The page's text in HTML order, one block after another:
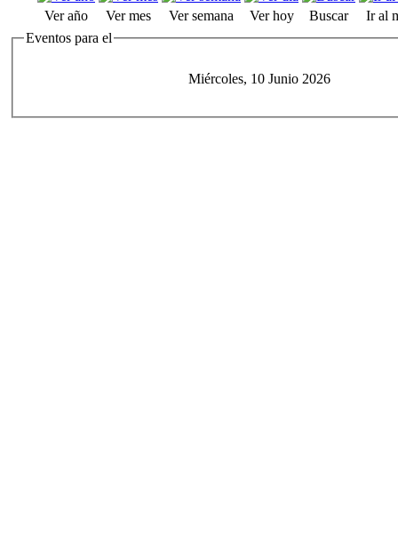
Ver año Ver mes Ver semana Ver hoy Buscar
Ir al
Eventos para el
Miércoles, 10 Junio 2026